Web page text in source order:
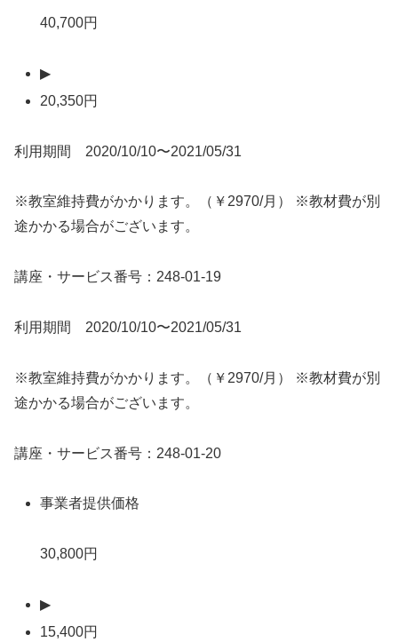
40,700円
▶
20,350円
利用期間 2020/10/10〜2021/05/31
※教室維持費がかかります。（￥2970/月） ※教材費が別
途かかる場合がございます。
講座・サービス番号：248-01-19
利用期間 2020/10/10〜2021/05/31
※教室維持費がかかります。（￥2970/月） ※教材費が別
途かかる場合がございます。
講座・サービス番号：248-01-20
事業者提供価格
30,800円
▶
15,400円